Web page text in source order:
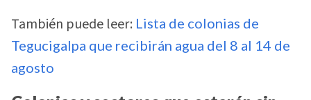
También puede leer: Lista de colonias de
Tegucigalpa que recibirán agua del 8 al 14 de
agosto